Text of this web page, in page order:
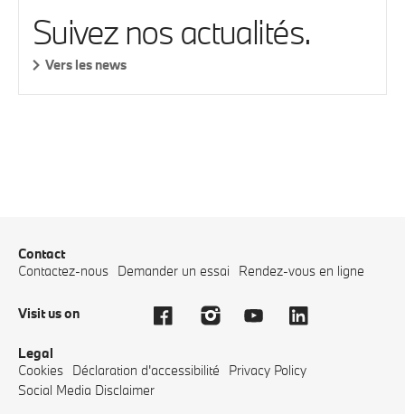
Suivez nos actualités.
Vers les news
Contact
Contactez-nous Demander un essai Rendez-vous en ligne
Visit us on
Legal
Cookies Déclaration d'accessibilité
Privacy Policy
Social Media Disclaimer